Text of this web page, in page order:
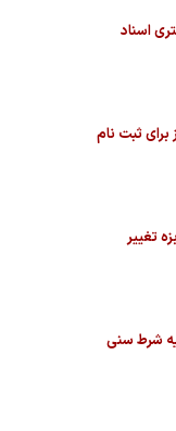
اسناد
برای ثبت نام
تغییر
شرط سنی